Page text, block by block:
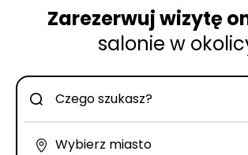
Zarezerwuj wizytę
salonie w